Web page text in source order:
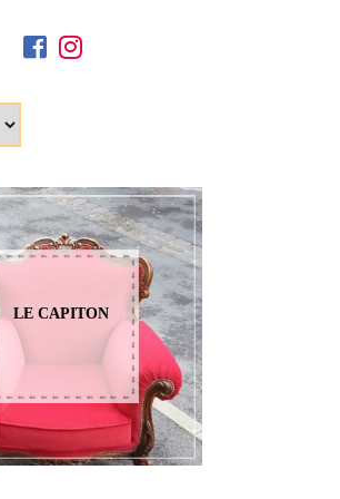
LE CAPITON